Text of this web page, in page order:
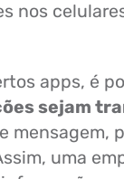
nos
apps, é
sejam
mensagem,
uma